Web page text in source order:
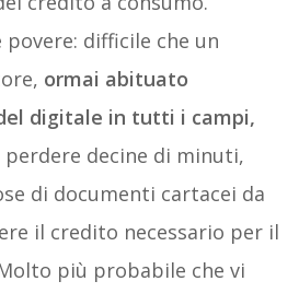
difficile che un
ormai abituato
digitale in tutti i campi,
decine di minuti,
di documenti cartacei da
il credito necessario per il
più probabile che vi